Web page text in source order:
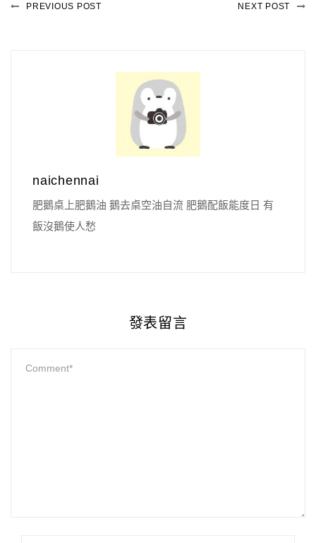
PREVIOUS POST NEXT POST
naichennai
肥鵝桌上肥鵝油 鵝去桌空油自流 肥鵝配飯能度日 有
飯沒鵝使人愁
發表留言